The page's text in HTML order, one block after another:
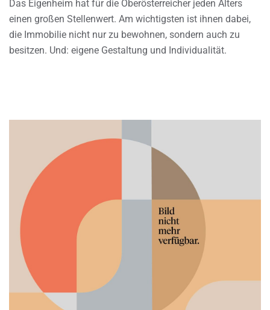
Das Eigenheim hat für die Oberösterreicher jeden Alters
einen großen Stellenwert. Am wichtigsten ist ihnen dabei,
die Immobilie nicht nur zu bewohnen, sondern auch zu
besitzen. Und: eigene Gestaltung und Individualität.